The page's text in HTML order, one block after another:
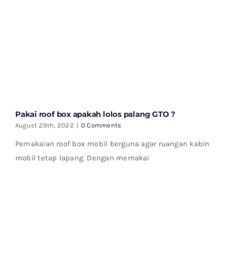
Pakai roof box apakah lolos palang GTO ?
August 29th, 2022 | 0 Comments
Pemakaian roof box mobil berguna agar ruangan kabin
mobil tetap lapang. Dengan memakai